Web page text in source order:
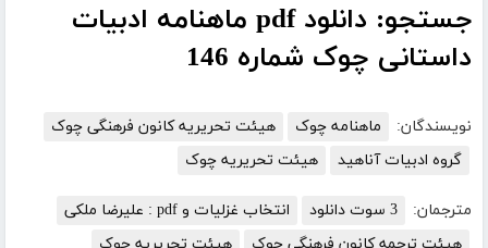
جستجو: دانلود pdf ماهنامه ادبیات
داستانی چوک شماره 146
نویسندگان: ماهنامه چوک
هیئت تحریریه کانون فرهنگی چوک
گروه ادبیات آناهید
هیئت تحریریه چوک
مترجمان: 3 سوت دانلود
انتخاب غزلیات و pdf : علیرضا ملکی